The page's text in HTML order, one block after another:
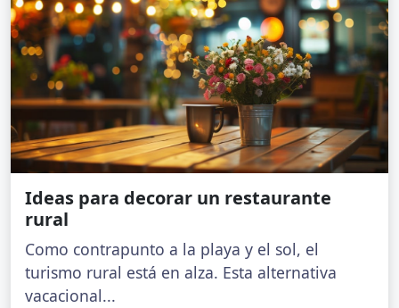
Ideas para decorar un restaurante
rural
Como contrapunto a la playa y el sol, el
turismo rural está en alza. Esta alternativa
vacacional...